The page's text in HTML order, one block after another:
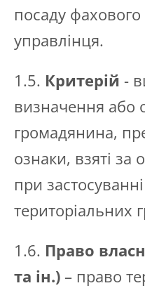
посаду фахового
управлінця.
1.5. Критерій -
визначення або
громадянина,
ознаки, взяті за
при
територіальних
1.6. Право
та ін.) – право